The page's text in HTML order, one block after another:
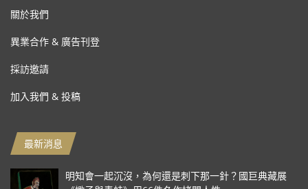
關於我們
異業合作 & 廣告刊登
採訪邀請
加入我們 & 投稿
最新消息
明知會一起沉沒，為何還是刺下那一針？國巨典藏展